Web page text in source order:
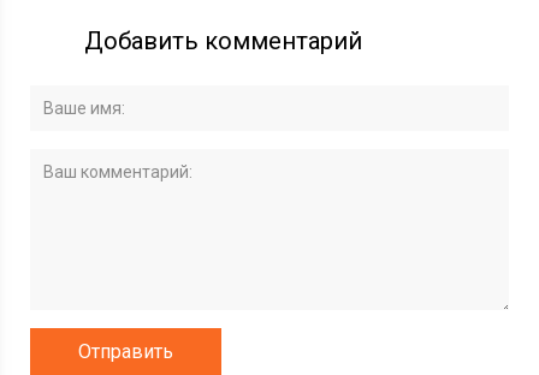
Добавить комментарий